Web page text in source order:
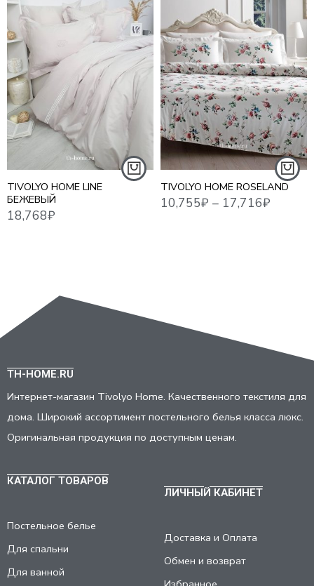
TIVOLYO HOME LINE
БЕЖЕВЫЙ
18,768
ЕВРО СТАНДАРТ
TIVOLYO HOME ROSELAND
10,755₽–17,716₽
1,5 СПАЛЬНЫЙ
ЕВРО СТАНДАРТ
СЕМЕЙНЫЙ
TH-HOME.RU
Интернет-магазин Tivolyo Home. Качественного текстиля для
дома. Широкий ассортимент постельного белья класса люкс.
Оригинальная продукция по доступным ценам.
КАТАЛОГ ТОВАРОВ
Постельное белье
Для спальни
Для ванной
ЛИЧНЫЙ КАБИНЕТ
Доставка и Оплата
Обмен и возврат